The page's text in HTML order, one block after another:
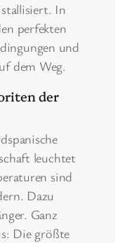
In
perfekten
und
dem Weg.
der
leuchtet
sind
Dazu
Ganz
Die größte